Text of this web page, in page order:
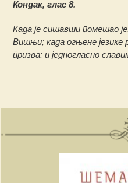
Кондак, глас 8.
Када је сишавши помешао
Вишњи; када огњене језике
призва: и једногласно